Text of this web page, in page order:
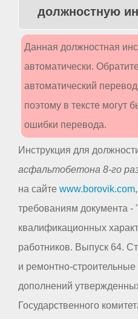
должностную
Данная должностная
автоматически.
автоматический
поэтому в тексте могут
ошибки перевода.
Инструкция для
асфальтобетона 8-го
на сайте www.borovik.com
требованиям
квалификационных
работников. Выпуск 64.
и ремонтно-
дополнений
Государственного